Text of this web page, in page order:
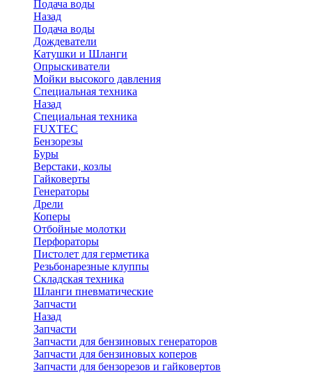
Подача воды
Назад
Подача воды
Дождеватели
Катушки и Шланги
Опрыскиватели
Мойки высокого давления
Специальная техника
Назад
Специальная техника
FUXTEC
Бензорезы
Буры
Верстаки, козлы
Гайковерты
Генераторы
Дрели
Коперы
Отбойные молотки
Перфораторы
Пистолет для герметика
Резьбонарезные клуппы
Складская техника
Шланги пневматические
Запчасти
Назад
Запчасти
Запчасти для бензиновых генераторов
Запчасти для бензиновых коперов
Запчасти для бензорезов и гайковертов